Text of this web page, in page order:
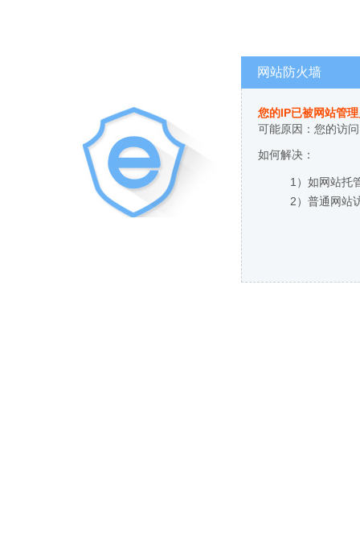
网站防火墙
您的IP已被网站管
可能原因：您的访
如何解决：
1）如网站托
2）普通网站